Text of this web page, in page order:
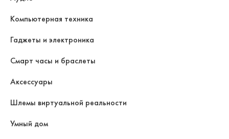
Компьютерная техника
Гаджеты и электроника
Смарт часы и браслеты
Аксессуары
Шлемы виртуальной реальности
Умный дом